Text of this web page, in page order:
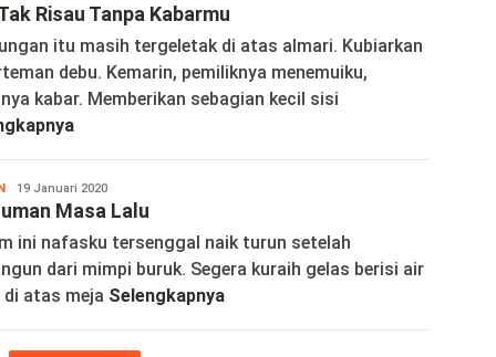
Risau Tanpa Kabarmu
itu masih tergeletak di atas almari. Kubiarkan
debu. Kemarin, pemiliknya menemuiku,
kabar. Memberikan sebagian kecil sisi
Wortelina
19 Januari 2020
Masa Lalu
ini nafasku tersenggal naik turun setelah
dari mimpi buruk. Segera kuraih gelas berisi air
atas meja Selengkapnya